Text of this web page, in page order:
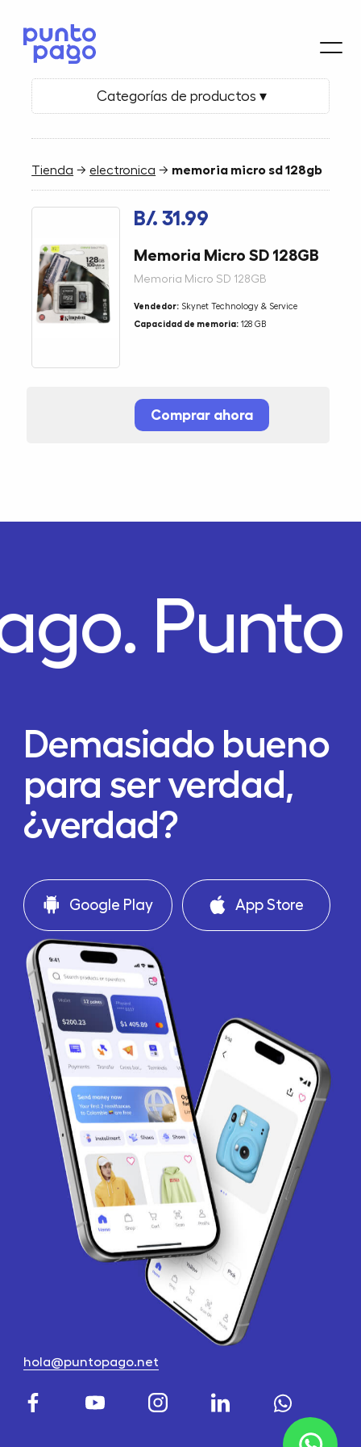
Categorías de productos ▾
Tienda →electronica → memoria micro sd 128gb
B/. 31.99
Memoria Micro SD 128GB
Memoria Micro SD 128GB
Vendedor: Skynet Technology & Service
Capacidad de memoria: 128 GB
Comprar ahora
Demasiado bueno
para ser verdad,
¿verdad?
Google Play App Store
hola@puntopago.net